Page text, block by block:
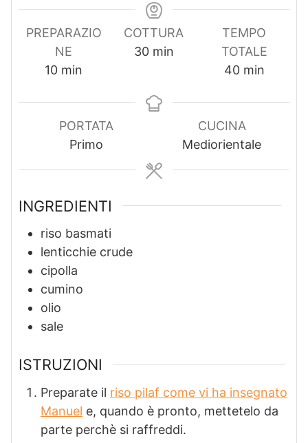
PREPARAZIO
NE
10m
n
u
min
COTTURA
30m
u
min
TEMPO
TOTALE
40m
n
u
t
min
PORTATA
Primo
CUCINA
Mediorientale
INGREDIENTI
riso basmati
lenticchie crude
cipolla
cumino
olio
sale
ISTRUZIONI
Preparate il riso pilaf come vi ha insegnato
Manuel e, quando è pronto, mettetelo da
parte perchè si raffreddi.